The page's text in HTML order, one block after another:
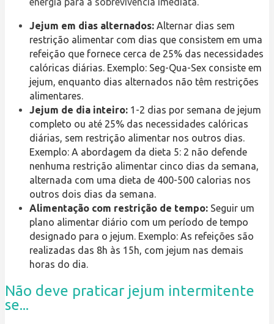
Jejum em dias alternados: Alternar dias sem
restrição alimentar com dias que consistem em uma
refeição que fornece cerca de 25% das necessidades
calóricas diárias. Exemplo: Seg-Qua-Sex consiste em
jejum, enquanto dias alternados não têm restrições
alimentares.
Jejum de dia inteiro: 1-2 dias por semana de jejum
completo ou até 25% das necessidades calóricas
diárias, sem restrição alimentar nos outros dias.
Exemplo: A abordagem da dieta 5: 2 não defende
nenhuma restrição alimentar cinco dias da semana,
alternada com uma dieta de 400-500 calorias nos
outros dois dias da semana.
Alimentação com restrição de tempo: Seguir um
plano alimentar diário com um período de tempo
designado para o jejum. Exemplo: As refeições são
realizadas das 8h às 15h, com jejum nas demais
horas do dia.
Não deve praticar jejum intermitente
se...